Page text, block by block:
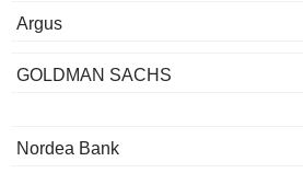
Argus
GOLDMAN SACHS
Nordea Bank